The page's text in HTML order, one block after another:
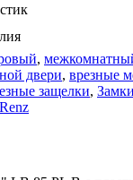
,
двери, врезные
защелки,